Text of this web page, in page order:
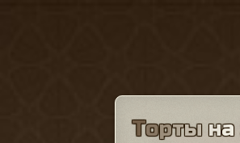
Торты на